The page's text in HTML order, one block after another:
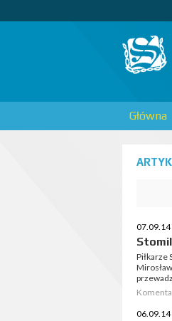
Główna
07.09.14
Piłkarze